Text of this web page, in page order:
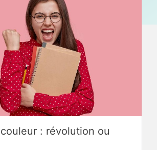
: révolution ou